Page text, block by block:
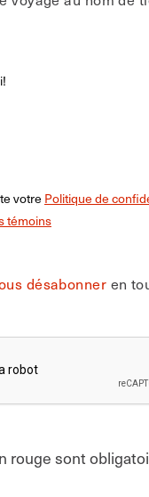
votre Politique de
témoins
désabonner en
rouge sont